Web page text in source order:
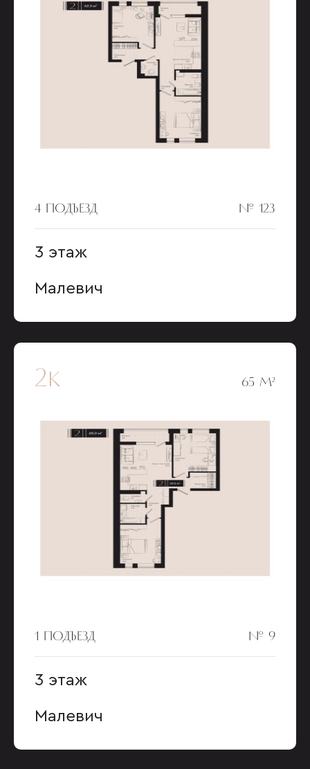
4 ПОДЪЕЗД № 123
3 этаж
Малевич
2к 65 М²
1 ПОДЪЕЗД № 9
3 этаж
Малевич